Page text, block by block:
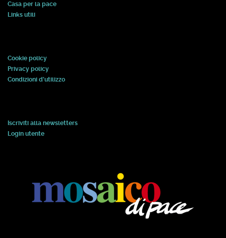
Casa per la pace
Links utili
Cookie policy
Privacy policy
Condizioni d'utilizzo
Iscriviti alla newsletters
Login utente